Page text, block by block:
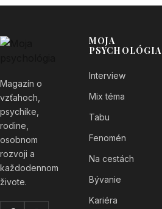
Magazín o
vzťahoch,
psychike,
rodine,
osobnom
rozvoji a
každodennom
živote.
MOJA
PSYCHOLÓGIA
Interview
Mix téma
Tabu
Fenomén
Na cestách
Bývanie
Kariéra